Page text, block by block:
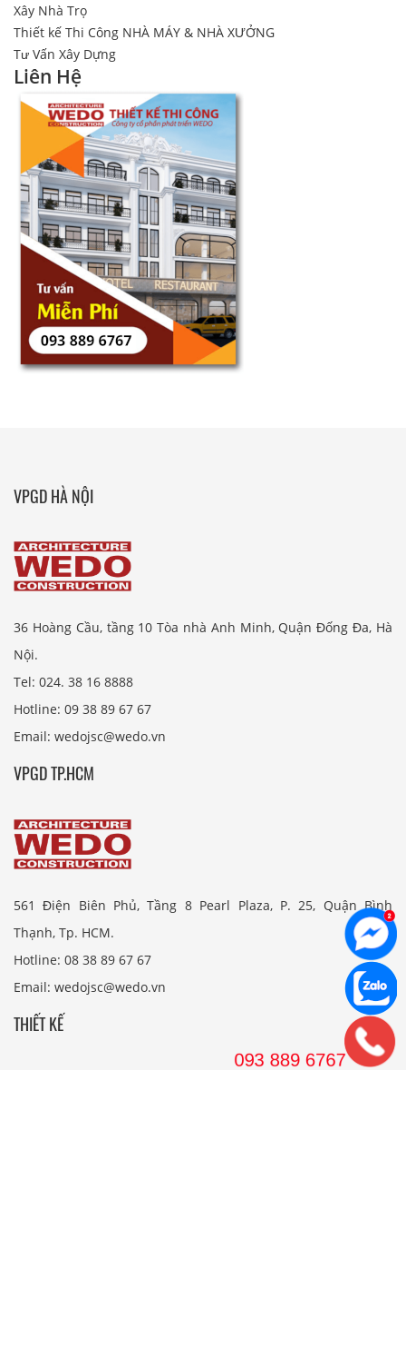
Xây Nhà Trọ
Thiết kế Thi Công NHÀ MÁY & NHÀ XƯỞNG
Tư Vấn Xây Dựng
Liên Hệ
VPGD HÀ NỘI
36 Hoàng Cầu, tầng 10 Tòa nhà Anh Minh, Quận Đống Đa, Hà
Nội.
Tel: 024. 38 16 8888
Hotline: 09 38 89 67 67
Email: wedojsc@wedo.vn
VPGD TP.HCM
561 Điện Biên Phủ, Tầng 8 Pearl Plaza, P. 25, Quận Bình
Thạnh, Tp. HCM.
Hotline: 08 38 89 67 67
Email: wedojsc@wedo.vn
THIẾT KẾ